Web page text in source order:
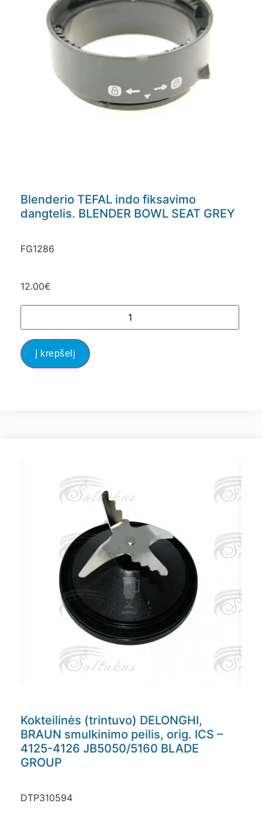
Blenderio TEFAL indo fiksavimo
dangtelis. BLENDER BOWL SEAT GREY
FG1286
12.00€
Į krepšelį
Kokteilinės (trintuvo) DELONGHI,
BRAUN smulkinimo peilis, orig. ICS –
4125-4126 JB5050/5160 BLADE
GROUP
DTP310594